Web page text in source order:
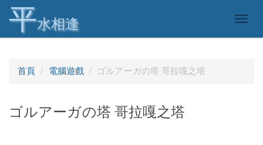
平水相逢
首頁 電腦遊戲 ゴルアーガの塔 哥拉嘎之塔
ゴルアーガの塔 哥拉嘎之塔